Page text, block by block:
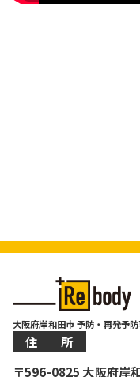
大阪府岸和田市 予防・再発予
住 所
〒596-0825 大阪府岸